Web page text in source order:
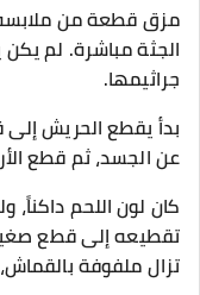
مزق قطعة من ملابسه
الجثة مباشرة. لم
جراثيمها.
بدأ يقطع الحريش
عن الجسد، ثم قطع
كان لون اللحم
تقطيعه إلى قطع
تزال ملفوفة